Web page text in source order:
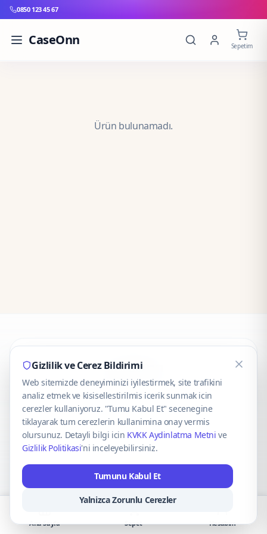
0850 123 45 67
CaseOnn Sepetim
Ürün bulunamadı.
CaseOnn
© 2025 CaseOnn. Tüm hakları saklıdır.
VISA Mastercard
Gizlilik ve Cerez Bildirimi
Web sitemizde deneyiminizi iyilestirmek, site trafikini
analiz etmek ve kisisellestirilmis icerik sunmak icin
cerezler kullaniyoruz. "Tumu Kabul Et" secenegine
tiklayarak tum cerezlerin kullanimina onay vermis
olursunuz. Detayli bilgi icin KVKK Aydinlatma Metni ve
Gizlilik Politikasi'ni inceleyebilirsiniz.
Tumunu Kabul Et
Yalnizca Zorunlu Cerezler
Ana Sayfa Sepet Hesabım